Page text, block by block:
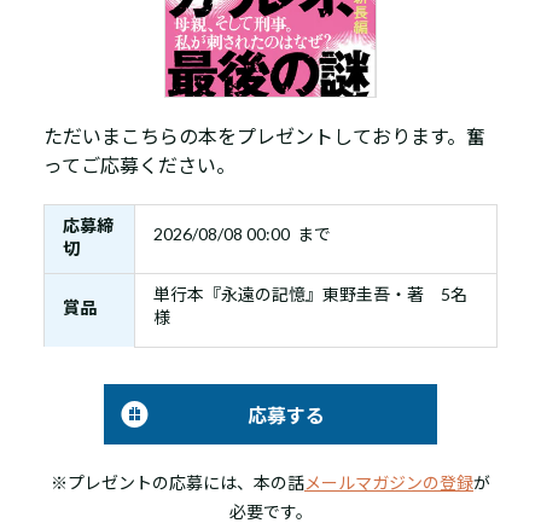
ただいまこちらの本をプレゼントしております。奮
ってご応募ください。
応募締
切
2026/08/08 00:00 まで
賞品
単行本『永遠の記憶』東野圭吾・著 5名
様
応募する
※プレゼントの応募には、本の話メールマガジンの登録が
必要です。